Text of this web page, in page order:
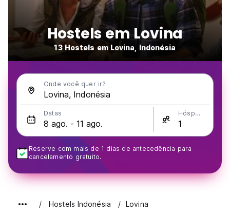
Hostels em Lovina
13 Hostels em Lovina, Indonésia
Onde você quer ir?
Datas Hóspedes
Reserve com mais de 1 dias de antecedência para
cancelamento gratuito.
Hostels Indonésia Lovina